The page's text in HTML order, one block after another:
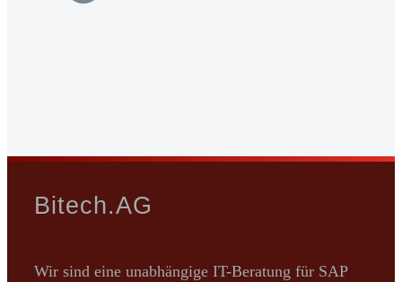
Bitech.AG
Wir sind eine unabhängige IT-Beratung für SAP